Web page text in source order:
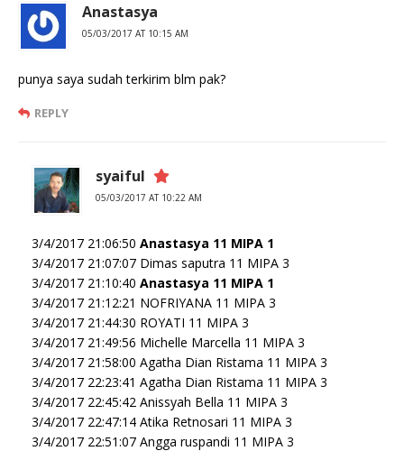
Anastasya
05/03/2017 AT 10:15 AM
punya saya sudah terkirim blm pak?
REPLY
syaiful
05/03/2017 AT 10:22 AM
3/4/2017 21:06:50 Anastasya 11 MIPA 1
3/4/2017 21:07:07 Dimas saputra 11 MIPA 3
3/4/2017 21:10:40 Anastasya 11 MIPA 1
3/4/2017 21:12:21 NOFRIYANA 11 MIPA 3
3/4/2017 21:44:30 ROYATI 11 MIPA 3
3/4/2017 21:49:56 Michelle Marcella 11 MIPA 3
3/4/2017 21:58:00 Agatha Dian Ristama 11 MIPA 3
3/4/2017 22:23:41 Agatha Dian Ristama 11 MIPA 3
3/4/2017 22:45:42 Anissyah Bella 11 MIPA 3
3/4/2017 22:47:14 Atika Retnosari 11 MIPA 3
3/4/2017 22:51:07 Angga ruspandi 11 MIPA 3